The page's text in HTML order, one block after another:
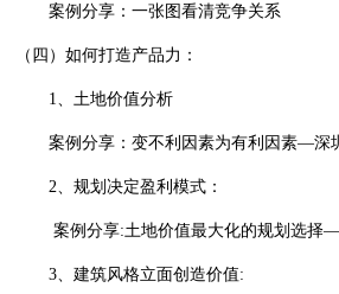
案例分享：一张图看清竞争关系
（四）如何打造产品力：
1、土地价值分析
案例分享：变不利因素为有利因素—深
2、规划决定盈利模式：
案例分享:土地价值最大化的规划选择
3、建筑风格立面创造价值: